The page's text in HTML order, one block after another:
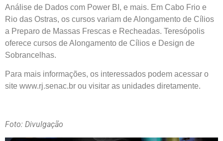
Análise de Dados com Power BI, e mais. Em Cabo Frio e
Rio das Ostras, os cursos variam de Alongamento de Cílios
a Preparo de Massas Frescas e Recheadas. Teresópolis
oferece cursos de Alongamento de Cílios e Design de
Sobrancelhas.
Para mais informações, os interessados podem acessar o
site www.rj.senac.br ou visitar as unidades diretamente.
Foto: Divulgação